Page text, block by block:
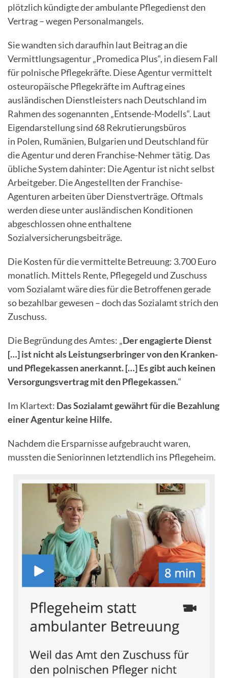
plötzlich kündigte der ambulante Pflegedienst den
Vertrag – wegen Personalmangels.
Sie wandten sich daraufhin laut Beitrag an die
Vermittlungsagentur „Promedica Plus“, in diesem Fall
für polnische Pflegekräfte. Diese Agentur vermittelt
osteuropäische Pflegekräfte im Auftrag eines
ausländischen Dienstleisters nach Deutschland im
Rahmen des sogenannten „Entsende-Modells“. Laut
Eigendarstellung sind 68 Rekrutierungsbüros
in Polen, Rumänien, Bulgarien und Deutschland für
die Agentur und deren Franchise-Nehmer tätig. Das
übliche System dahinter: Die Agentur ist nicht selbst
Arbeitgeber. Die Angestellten der Franchise-
Agenturen arbeiten über Dienstverträge. Oftmals
werden diese unter ausländischen Konditionen
abgeschlossen ohne enthaltene
Sozialversicherungsbeiträge.
Die Kosten für die vermittelte Betreuung: 3.700 Euro
monatlich. Mittels Rente, Pflegegeld und Zuschuss
vom Sozialamt wäre dies für die Betroffenen gerade
so bezahlbar gewesen – doch das Sozialamt strich den
Zuschuss.
Die Begründung des Amtes: „Der engagierte Dienst
[…] ist nicht als Leistungserbringer von den Kranken-
und Pflegekassen anerkannt. […] Es gibt auch keinen
Versorgungsvertrag mit den Pflegekassen.“
Im Klartext: Das Sozialamt gewährt für die Bezahlung
einer Agentur keine Hilfe.
Nachdem die Ersparnisse aufgebraucht waren,
mussten die Seniorinnen letztendlich ins Pflegeheim.